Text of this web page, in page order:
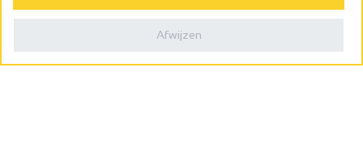
Politique de confidentialitéAfwijzen